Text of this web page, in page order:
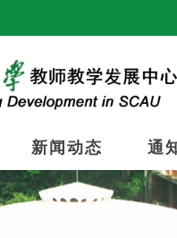
新闻动态 通